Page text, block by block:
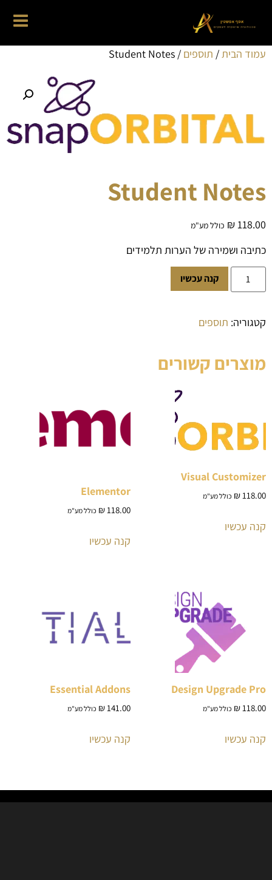
עמוד הבית/ תוספים / Student Notes
Student Notes
₪118.00 כולל מע"מ
כתיבה ושמירה של הערות תלמידים
קנה עכשיו
קטגוריה: תוספים
מוצרים קשורים
Visual Customizer
₪118.00 כולל מע"מ
קנה עכשיו
Elementor
₪118.00 כולל מע"מ
קנה עכשיו
Design Upgrade Pro
₪ 118.00 כולל מע"מ
קנה עכשיו
Essential Addons
₪ 141.00 כולל מע"מ
קנה עכשיו